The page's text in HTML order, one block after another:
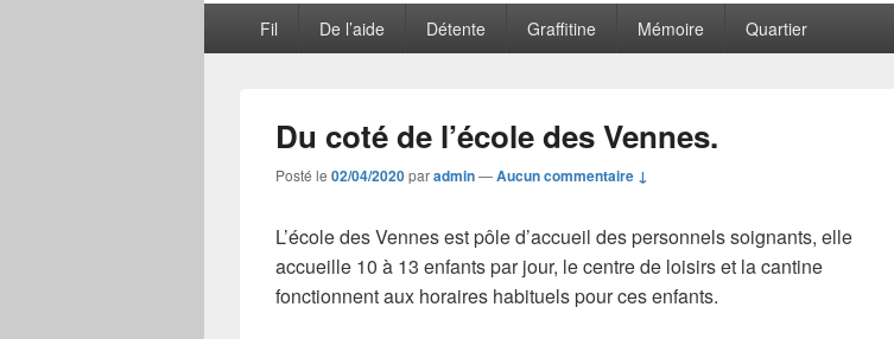
principal
Fil De l’aide Détente Graffitine Mémoire Quartier
Du coté de l’école des Vennes.
Posté le 02/04/2020paradmin—Aucun commentaire ↓
L’école des Vennes est pôle d’accueil des personnels soignants, elle
accueille 10 à 13 enfants par jour, le centre de loisirs et la cantine
fonctionnent aux horaires habituels pour ces enfants.